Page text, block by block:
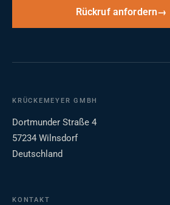
Rückruf anfordern
KRÜCKEMEYER GMBH
Dortmunder Straße 4
57234 Wilnsdorf
Deutschland
KONTAKT